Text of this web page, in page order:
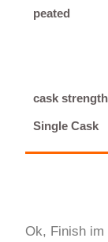
peated
cask strength
Single Cask
Ok, Finish im